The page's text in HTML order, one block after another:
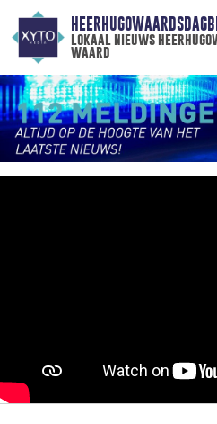
lokaal nieuws
waard